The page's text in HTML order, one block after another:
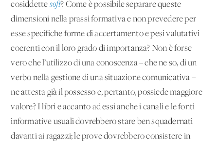
cosiddette soft? Come è possibile separare queste
dimensioni nella prassi formativa e non prevedere per
esse specifiche forme di accertamento e pesi valutativi
coerenti con il loro grado di importanza? Non è forse
vero che l’utilizzo di una conoscenza – che ne so, di un
verbo nella gestione di una situazione comunicativa –
ne attesta già il possesso e, pertanto, possiede maggiore
valore? I libri e accanto ad essi anche i canali e le fonti
informative usuali dovrebbero stare ben squadernati
davanti ai ragazzi; le prove dovrebbero consistere in